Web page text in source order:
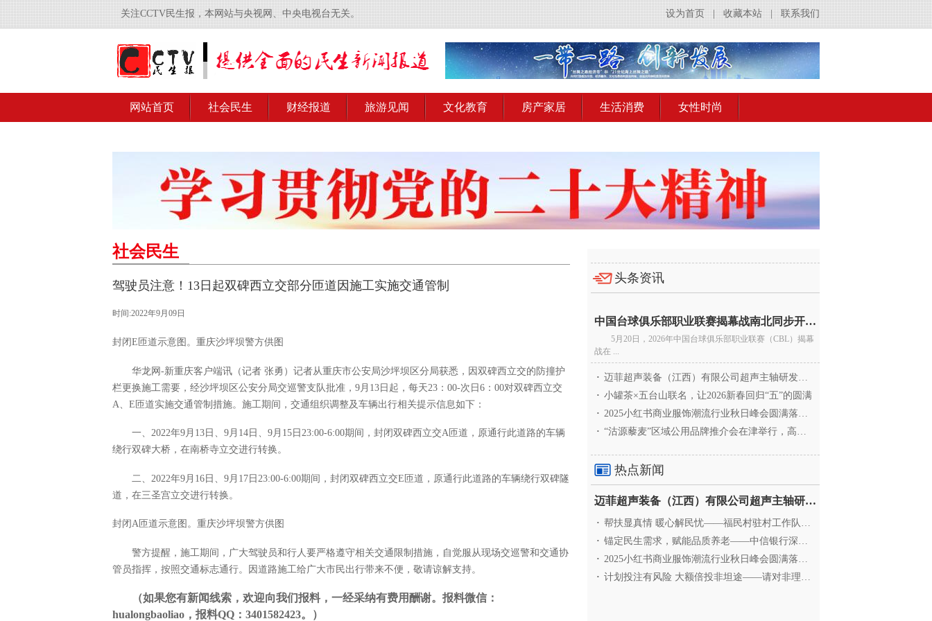
关注CCTV民生报，本网站与央视网、中央电视台无关。 联系我们
收藏本站
设为首页
网站首页 社会民生 财经报道 旅游见闻 文化教育 房产家居 生活消费 女性时尚
社会民生
驾驶员注意！13日起双碑西立交部分匝道因施工实施交通管制
时间:2022年9月09日
封闭E匝道示意图。重庆沙坪坝警方供图
华龙网-新重庆客户端讯（记者 张勇）记者从重庆市公安局沙坪坝区分局获悉，因双碑西立交的防撞护
栏更换施工需要，经沙坪坝区公安分局交巡警支队批准，9月13日起，每天23：00-次日6：00对双碑西立交
A、E匝道实施交通管制措施。施工期间，交通组织调整及车辆出行相关提示信息如下：
一、2022年9月13日、9月14日、9月15日23:00-6:00期间，封闭双碑西立交A匝道，原通行此道路的车辆
绕行双碑大桥，在南桥寺立交进行转换。
二、2022年9月16日、9月17日23:00-6:00期间，封闭双碑西立交E匝道，原通行此道路的车辆绕行双碑隧
道，在三圣宫立交进行转换。
封闭A匝道示意图。重庆沙坪坝警方供图
警方提醒，施工期间，广大驾驶员和行人要严格遵守相关交通限制措施，自觉服从现场交巡警和交通协
管员指挥，按照交通标志通行。因道路施工给广大市民出行带来不便，敬请谅解支持。
（如果您有新闻线索，欢迎向我们报料，一经采纳有费用酬谢。报料微信：
hualongbaoliao，报料QQ：3401582423。）
头条资讯
中国台球俱乐部职业联赛揭幕战南北同步开杆 首届CBL
5月20日，2026年中国台球俱乐部职业联赛（CBL）揭幕
战在 ...
· 迈菲超声装备（江西）有限公司超声主轴研发和生产项
· 小罐茶×五台山联名，让2026新春回归“五”的圆满
· 2025小红书商业服饰潮流行业秋日峰会圆满落幕，携手
· “沽源藜麦”区域公用品牌推介会在津举行，高蛋白产业
热点新闻
迈菲超声装备（江西）有限公司超声主轴研发和生产项
· 帮扶显真情 暖心解民忧——福民村驻村工作队与村委心系
· 锚定民生需求，赋能品质养老——中信银行深圳分行养老
· 2025小红书商业服饰潮流行业秋日峰会圆满落幕，携手
· 计划投注有风险 大额倍投非坦途——请对非理性购彩说“